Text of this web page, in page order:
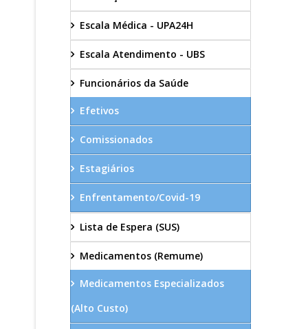
Escala Médica - UPA24H
Escala Atendimento - UBS
Funcionários da Saúde
Efetivos
Comissionados
Estagiários
Enfrentamento/Covid-19
Lista de Espera (SUS)
Medicamentos (Remume)
Medicamentos Especializados
(Alto Custo)